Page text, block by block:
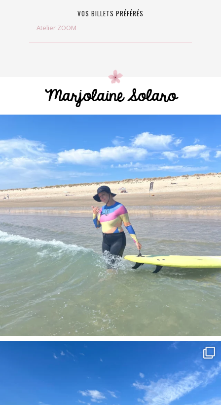
VOS BILLETS PRÉFÉRÉS
Atelier ZOOM
Marjolaine Solaro